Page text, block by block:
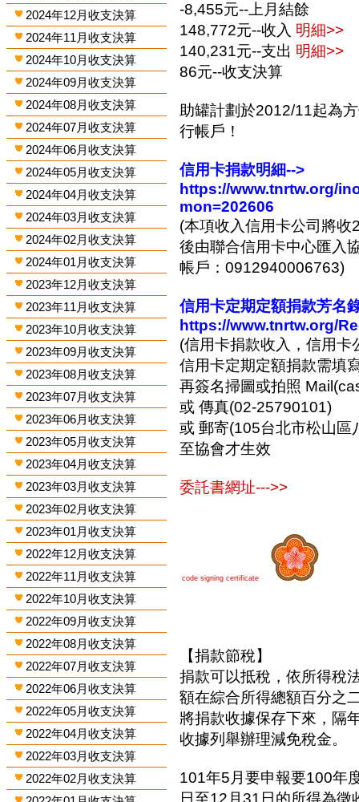
2024年12月收支決算
2024年11月收支決算
2024年10月收支決算
2024年09月收支決算
2024年08月收支決算
2024年07月收支決算
2024年06月收支決算
2024年05月收支決算
2024年04月收支決算
2024年03月收支決算
2024年02月收支決算
2024年01月收支決算
2023年12月收支決算
2023年11月收支決算
2023年10月收支決算
2023年09月收支決算
2023年08月收支決算
2023年07月收支決算
2023年06月收支決算
2023年05月收支決算
2023年04月收支決算
2023年03月收支決算
2023年02月收支決算
2023年01月收支決算
2022年12月收支決算
2022年11月收支決算
2022年10月收支決算
2022年09月收支決算
2022年08月收支決算
2022年07月收支決算
2022年06月收支決算
2022年05月收支決算
2022年04月收支決算
2022年03月收支決算
2022年02月收支決算
-8,455元--上月結餘
148,772元--收入 明細>>
140,231元--支出 明細>>
86元--收支決算
助罐計劃於2012/11起為
行帳戶！
信用卡捐款明細-->
https://www.tnrtw.org/
mon=202606
(本項收入信用卡公司將
後由聯合信用卡中心匯入
帳戶：0912940006763)
信用卡定期定額捐款芳名
https://www.tnrtw.org/
(信用卡捐款收入，信用
信用卡定期定額捐款需填
再簽名掃圖或拍照
或 傳真(02-25790101)
或 郵寄(105台北市松山
至協會才生效
委託書網址--->>
code signing certificate
【捐款節稅】
捐款可以抵稅，依所得稅
額在綜合所得總額百分之
將捐款收據保存下來，隔
收據列舉辦理減免稅金。
101年5月要申報要100年